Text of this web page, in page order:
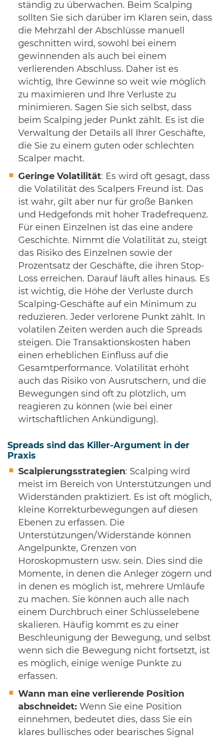
ständig zu überwachen. Beim Scalping
sollten Sie sich darüber im Klaren sein, dass
die Mehrzahl der Abschlüsse manuell
geschnitten wird, sowohl bei einem
gewinnenden als auch bei einem
verlierenden Abschluss. Daher ist es
wichtig, Ihre Gewinne so weit wie möglich
zu maximieren und Ihre Verluste zu
minimieren. Sagen Sie sich selbst, dass
beim Scalping jeder Punkt zählt. Es ist die
Verwaltung der Details all Ihrer Geschäfte,
die Sie zu einem guten oder schlechten
Scalper macht.
Geringe Volatilität: Es wird oft gesagt, dass
die Volatilität des Scalpers Freund ist. Das
ist wahr, gilt aber nur für große Banken
und Hedgefonds mit hoher Tradefrequenz.
Für einen Einzelnen ist das eine andere
Geschichte. Nimmt die Volatilität zu, steigt
das Risiko des Einzelnen sowie der
Prozentsatz der Geschäfte, die ihren Stop-
Loss erreichen. Darauf läuft alles hinaus. Es
ist wichtig, die Höhe der Verluste durch
Scalping-Geschäfte auf ein Minimum zu
reduzieren. Jeder verlorene Punkt zählt. In
volatilen Zeiten werden auch die Spreads
steigen. Die Transaktionskosten haben
einen erheblichen Einfluss auf die
Gesamtperformance. Volatilität erhöht
auch das Risiko von Ausrutschern, und die
Bewegungen sind oft zu plötzlich, um
reagieren zu können (wie bei einer
wirtschaftlichen Ankündigung).
Spreads sind das Killer-Argument in der
Praxis
Scalpierungsstrategien: Scalping wird
meist im Bereich von Unterstützungen und
Widerständen praktiziert. Es ist oft möglich,
kleine Korrekturbewegungen auf diesen
Ebenen zu erfassen. Die
Unterstützungen/Widerstände können
Angelpunkte, Grenzen von
Horoskopmustern usw. sein. Dies sind die
Momente, in denen die Anleger zögern und
in denen es möglich ist, mehrere Umläufe
zu machen. Sie können auch alle nach
einem Durchbruch einer Schlüsselebene
skalieren. Häufig kommt es zu einer
Beschleunigung der Bewegung, und selbst
wenn sich die Bewegung nicht fortsetzt, ist
es möglich, einige wenige Punkte zu
erfassen.
Wann man eine verlierende Position
abschneidet: Wenn Sie eine Position
einnehmen, bedeutet dies, dass Sie ein
klares bullisches oder bearisches Signal